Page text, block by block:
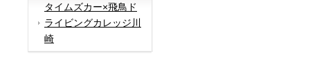
タイムズカー×飛鳥ド
ライビングカレッジ川
崎